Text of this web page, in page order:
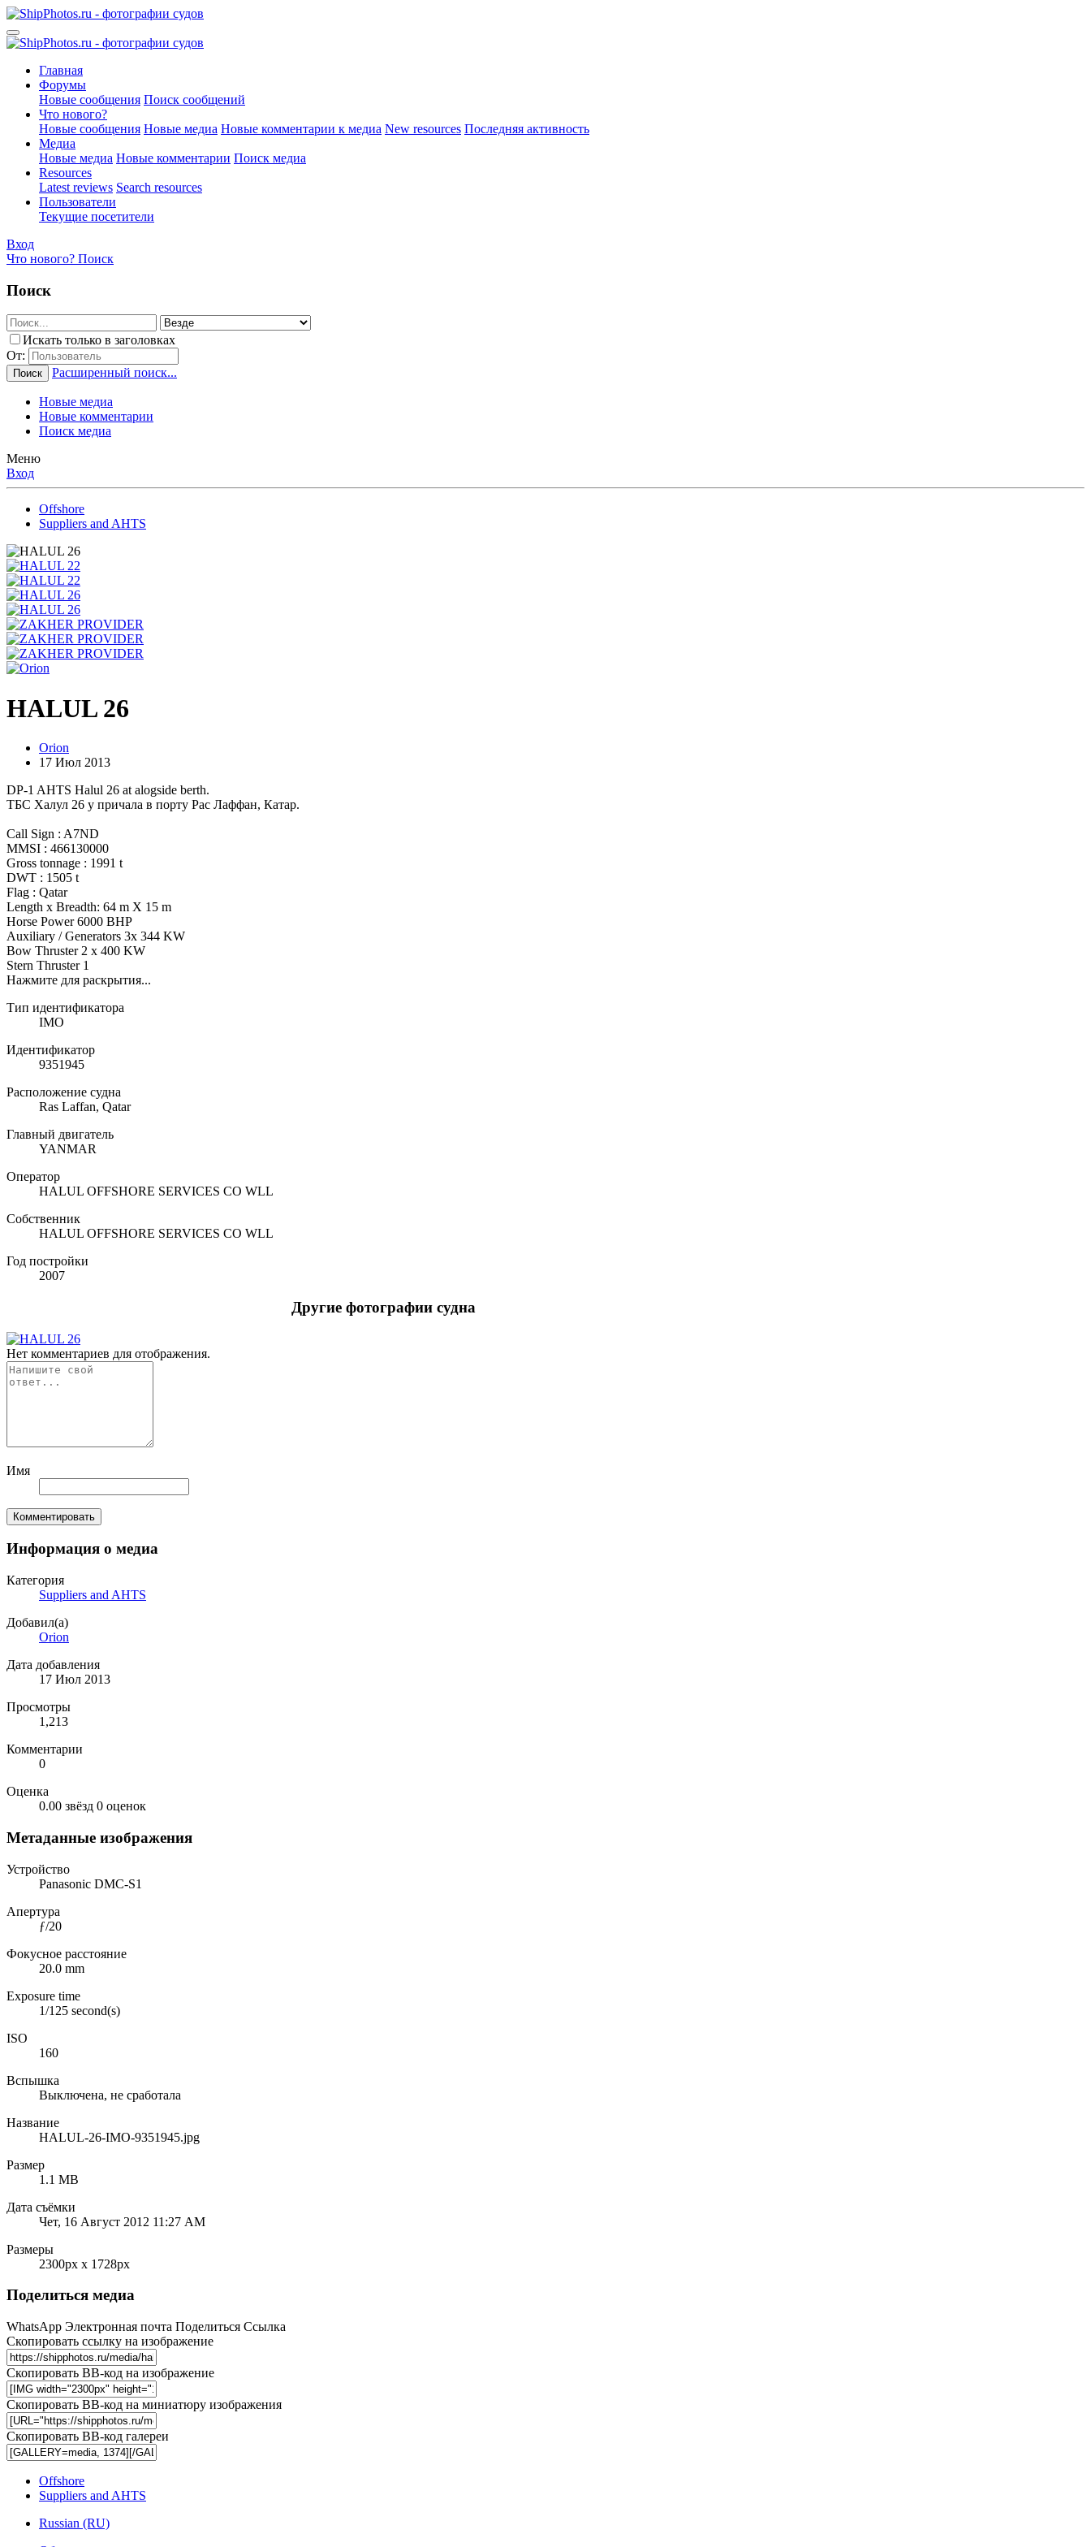
Главная
Форумы
Новые сообщения Поиск сообщений
Что нового?
Новые сообщения Новые медиа Новые комментарии к медиа New resources Последняя активность
Медиа
Новые медиа Новые комментарии Поиск медиа
Resources
Latest reviews Search resources
Пользователи
Текущие посетители
Вход
Что нового? Поиск
Поиск
Искать только в заголовках
От:
Поиск Расширенный поиск...
Новые медиа
Новые комментарии
Поиск медиа
Меню
Вход
Offshore
Suppliers and AHTS
HALUL 26
Orion
17 Июл 2013
DP-1 AHTS Halul 26 at alogside berth.
ТБС Халул 26 у причала в порту Рас Лаффан, Катар.
Call Sign : A7ND
MMSI : 466130000
Gross tonnage : 1991 t
DWT : 1505 t
Flag : Qatar
Length x Breadth: 64 m X 15 m
Horse Power 6000 BHP
Auxiliary / Generators 3x 344 KW
Bow Thruster 2 x 400 KW
Stern Thruster 1
Нажмите для раскрытия...
Тип идентификатора
IMO
Идентификатор
9351945
Расположение судна
Ras Laffan, Qatar
Главный двигатель
YANMAR
Оператор
HALUL OFFSHORE SERVICES CO WLL
Собственник
HALUL OFFSHORE SERVICES CO WLL
Год постройки
2007
Другие фотографии судна
Нет комментариев для отображения.
Имя
Комментировать
Информация о медиа
Категория
Suppliers and AHTS
Добавил(а)
Orion
Дата добавления
17 Июл 2013
Просмотры
1,213
Комментарии
0
Оценка
0.00 звёзд 0 оценок
Метаданные изображения
Устройство
Panasonic DMC-S1
Апертура
ƒ/20
Фокусное расстояние
20.0 mm
Exposure time
1/125 second(s)
ISO
160
Вспышка
Выключена, не сработала
Название
HALUL-26-IMO-9351945.jpg
Размер
1.1 MB
Дата съёмки
Чет, 16 Август 2012 11:27 AM
Размеры
2300px x 1728px
Поделиться медиа
WhatsApp Электронная почта Поделиться Ссылка
Скопировать ссылку на изображение
Скопировать BB-код на изображение
Скопировать BB-код на миниатюру изображения
Скопировать BB-код галереи
Offshore
Suppliers and AHTS
Russian (RU)